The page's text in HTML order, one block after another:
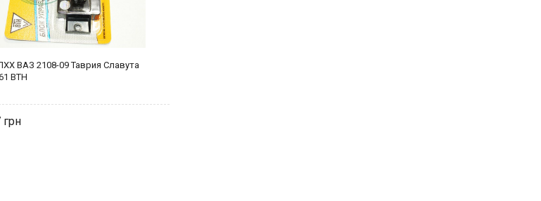
ВАЗ 2108-09 Таврия Славута
ВТН